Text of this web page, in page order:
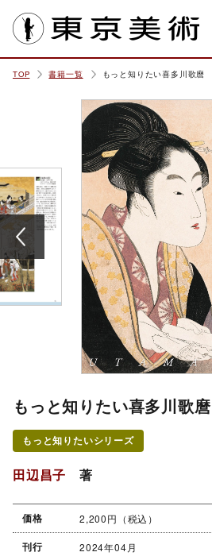
TOP 書籍一覧 もっと知りたい喜多川歌麿
もっと知りたい喜多川歌麿
もっと知りたいシリーズ
田辺昌子 著
価格 2,200円（税込）
刊行 2024年04月